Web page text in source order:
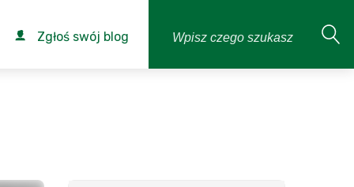
Zgłoś swój blog